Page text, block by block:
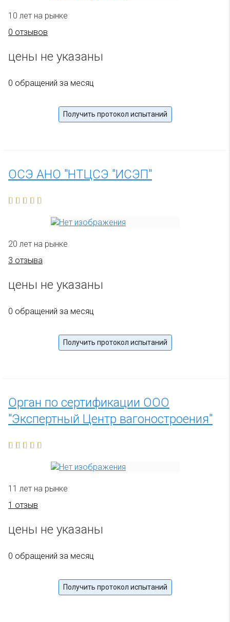
10 лет на рынке
0 отзывов
цены не указаны
0 обращений за месяц
Получить протокол испытаний
ОСЭ АНО "НТЦСЭ "ИСЭП"
20 лет на рынке
3 отзыва
цены не указаны
0 обращений за месяц
Получить протокол испытаний
Орган по сертификации ООО
"Экспертный Центр вагоностроения"
11 лет на рынке
1 отзыв
цены не указаны
0 обращений за месяц
Получить протокол испытаний